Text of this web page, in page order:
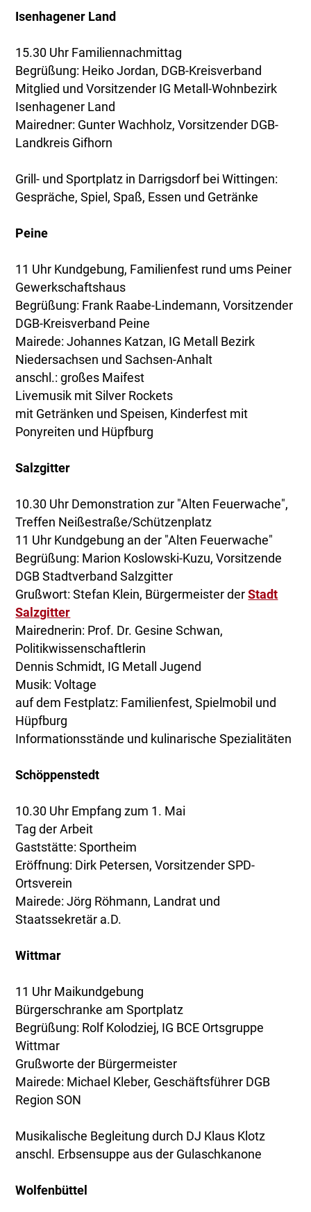
Isenhagener Land
15.30 Uhr Familiennachmittag
Begrüßung: Heiko Jordan, DGB-Kreisverband
Mitglied und Vorsitzender IG Metall-Wohnbezirk
Isenhagener Land
Mairedner: Gunter Wachholz, Vorsitzender DGB-
Landkreis Gifhorn
Grill- und Sportplatz in Darrigsdorf bei Wittingen:
Gespräche, Spiel, Spaß, Essen und Getränke
Peine
11 Uhr Kundgebung, Familienfest rund ums Peiner
Gewerkschaftshaus
Begrüßung: Frank Raabe-Lindemann, Vorsitzender
DGB-Kreisverband Peine
Mairede: Johannes Katzan, IG Metall Bezirk
Niedersachsen und Sachsen-Anhalt
anschl.: großes Maifest
Livemusik mit Silver Rockets
mit Getränken und Speisen, Kinderfest mit
Ponyreiten und Hüpfburg
Salzgitter
10.30 Uhr Demonstration zur "Alten Feuerwache",
Treffen Neißestraße/Schützenplatz
11 Uhr Kundgebung an der "Alten Feuerwache"
Begrüßung: Marion Koslowski-Kuzu, Vorsitzende
DGB Stadtverband Salzgitter
Grußwort: Stefan Klein, Bürgermeister derStadt
Salzgitter
Mairednerin: Prof. Dr. Gesine Schwan,
Politikwissenschaftlerin
Dennis Schmidt, IG Metall Jugend
Musik: Voltage
auf dem Festplatz: Familienfest, Spielmobil und
Hüpfburg
Informationsstände und kulinarische Spezialitäten
Schöppenstedt
10.30 Uhr Empfang zum 1. Mai
Tag der Arbeit
Gaststätte: Sportheim
Eröffnung: Dirk Petersen, Vorsitzender SPD-
Ortsverein
Mairede: Jörg Röhmann, Landrat und
Staatssekretär a.D.
Wittmar
11 Uhr Maikundgebung
Bürgerschranke am Sportplatz
Begrüßung: Rolf Kolodziej, IG BCE Ortsgruppe
Wittmar
Grußworte der Bürgermeister
Mairede: Michael Kleber, Geschäftsführer DGB
Region SON
Musikalische Begleitung durch DJ Klaus Klotz
anschl. Erbsensuppe aus der Gulaschkanone
Wolfenbüttel